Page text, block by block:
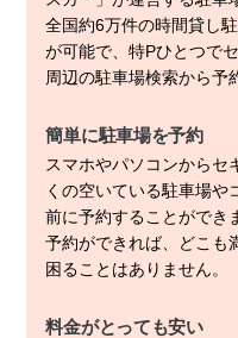
全国約6万件の時間貸し
が可能で、特Pひとつで
周辺の駐車場検索から予
簡単に駐車場を予約
スマホやパソコンからセ
くの空いている駐車場や
前に予約することができ
予約ができれば、どこも
困ることはありません。
料金がとっても安い